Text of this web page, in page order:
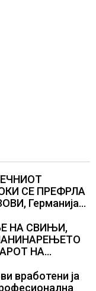
СЕ ПРЕФРЛА
Германија
и во недела
НА СВИЊИ,
НА
вработени ја